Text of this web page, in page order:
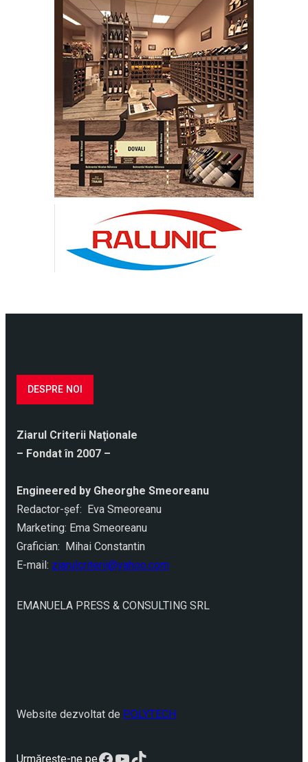
DESPRE NOI
Ziarul Criterii Naţionale
– Fondat în 2007 –
Engineered by Gheorghe Smeoreanu
Redactor-şef: Eva Smeoreanu
Marketing: Ema Smeoreanu
Grafician: Mihai Constantin
E-mail: ziarulcriterii@yahoo.com
EMANUELA PRESS & CONSULTING SRL
Website dezvoltat de POLYTECH
Urmărește-ne peFacebook
YouTube
TikTok